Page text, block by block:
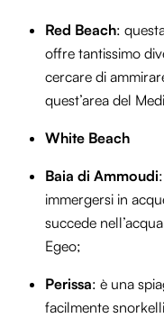
Red Beach:
offre tantissimo
cercare di
quest’area del
White Beach
Baia di Ammoudi
immergersi in
succede
Egeo;
Perissa: è una
facilmente